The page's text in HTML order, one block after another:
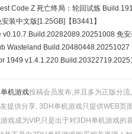
Code Z 死亡终局：轮回试炼
装中文版[1.25GB]【B3441】
v0.10.7.Build.20282089.20251008 免
Wasteland Build.20480448.20251027
1949
机游戏投稿会员发布,并且多为正版分
提供分享, 3DH单机游戏只提供WEB
戏成为VIP,只是出于对3DH单机游戏